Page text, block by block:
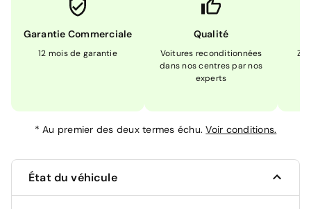
Garantie Commerciale
12 mois de garantie
Qualité
Voitures reconditionnées
dans nos centres par nos
experts
*Au premier des deux termes échu.Voir conditions.
État du véhicule